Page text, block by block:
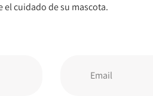
cuidado de su mascota.